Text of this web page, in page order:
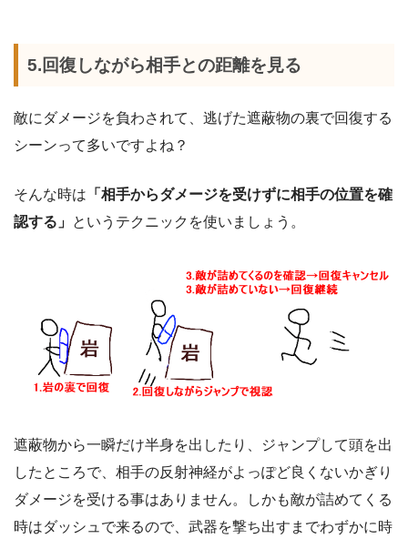
5.回復しながら相手との距離を見る
敵にダメージを負わされて、逃げた遮蔽物の裏で回復する
シーンって多いですよね？
そんな時は 「相手からダメージを受けずに相手の位置を確
認する」 というテクニックを使いましょう。
遮蔽物から一瞬だけ半身を出したり、ジャンプして頭を出
したところで、相手の反射神経がよっぽど良くないかぎり
ダメージを受ける事はありません。しかも敵が詰めてくる
時はダッシュで来るので、武器を撃ち出すまでわずかに時